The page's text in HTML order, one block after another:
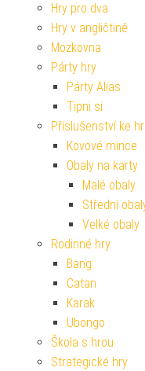
Hry pro dva
Hry v angličtině
Mozkovna
Párty hry
Párty Alias
Tipni si
Příslušenství ke
Kovové mince
Obaly na karty
Malé obaly
Střední
Velké obaly
Rodinné hry
Bang
Catan
Karak
Ubongo
Škola s hrou
Strategické hry